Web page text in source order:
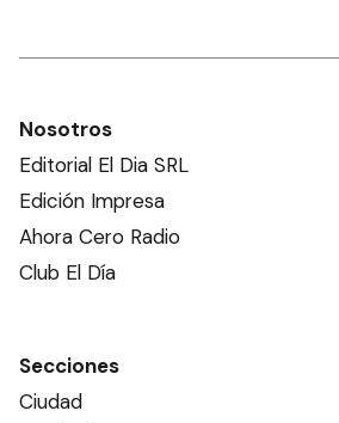
Nosotros
Editorial El Dia SRL
Edición Impresa
Ahora Cero Radio
Club El Día
Secciones
Ciudad